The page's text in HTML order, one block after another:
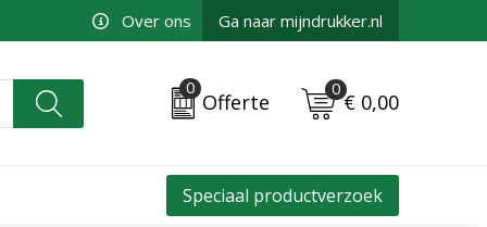
Over ons Ga naar mijndrukker.nl
0
Offerte
0
€ 0,00
Speciaal productverzoek